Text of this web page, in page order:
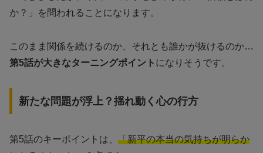
か？」を問われることになります。
このまま関係を続けるのか、それとも誰かが抜けるのか…
第5話が大きなターニングポイント になりそうです。
新たな問題が浮上？揺れ動く心の行方
第5話のキーポイントは、 「新平の本当の気持ちが明らか